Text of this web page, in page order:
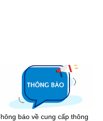
báo về cung cấp thông